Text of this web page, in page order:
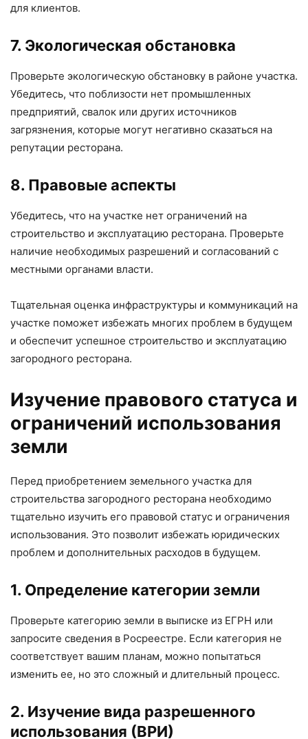
для клиентов.
7. Экологическая обстановка
Проверьте экологическую обстановку в районе участка.
Убедитесь, что поблизости нет промышленных
предприятий, свалок или других источников
загрязнения, которые могут негативно сказаться на
репутации ресторана.
8. Правовые аспекты
Убедитесь, что на участке нет ограничений на
строительство и эксплуатацию ресторана. Проверьте
наличие необходимых разрешений и согласований с
местными органами власти.
Тщательная оценка инфраструктуры и коммуникаций на
участке поможет избежать многих проблем в будущем
и обеспечит успешное строительство и эксплуатацию
загородного ресторана.
Изучение правового статуса и
ограничений использования
земли
Перед приобретением земельного участка для
строительства загородного ресторана необходимо
тщательно изучить его правовой статус и ограничения
использования. Это позволит избежать юридических
проблем и дополнительных расходов в будущем.
1. Определение категории земли
Проверьте категорию земли в выписке из ЕГРН или
запросите сведения в Росреестре. Если категория не
соответствует вашим планам, можно попытаться
изменить ее, но это сложный и длительный процесс.
2. Изучение вида разрешенного
использования (ВРИ)